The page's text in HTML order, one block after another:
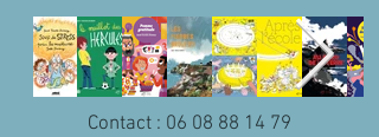
Contact : 06 08 88 14 79